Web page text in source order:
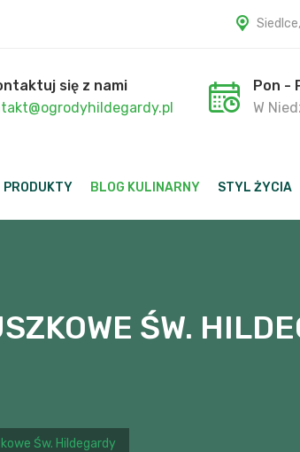
się z nami
Pon -
W
PRODUKTY BLOG KULINARNY STYL ŻYCIA
ŚW.
Św. Hildegardy